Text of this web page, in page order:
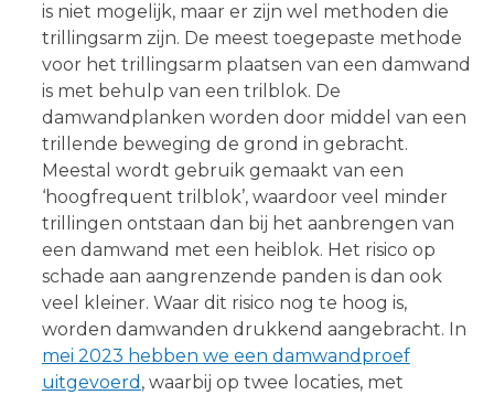
is niet mogelijk, maar er zijn wel methoden die
trillingsarm zijn. De meest toegepaste methode
voor het trillingsarm plaatsen van een damwand
is met behulp van een trilblok. De
damwandplanken worden door middel van een
trillende beweging de grond in gebracht.
Meestal wordt gebruik gemaakt van een
‘hoogfrequent trilblok’, waardoor veel minder
trillingen ontstaan dan bij het aanbrengen van
een damwand met een heiblok. Het risico op
schade aan aangrenzende panden is dan ook
veel kleiner. Waar dit risico nog te hoog is,
worden damwanden drukkend aangebracht. In
mei 2023 hebben we een damwandproef
uitgevoerd , waarbij op twee locaties, met